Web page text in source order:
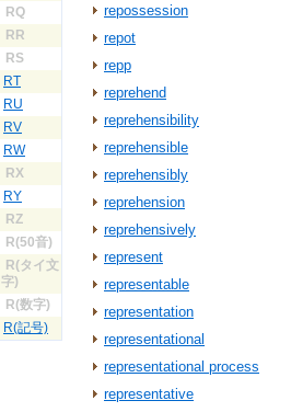
RQ
RR
RS
RT
RU
RV
RW
RX
RY
RZ
R(50音)
R(タイ文
字)
R(数字)
R(記号)
repossession
repot
repp
reprehend
reprehensibility
reprehensible
reprehensibly
reprehension
reprehensively
represent
representable
representation
representational
representational process
representative